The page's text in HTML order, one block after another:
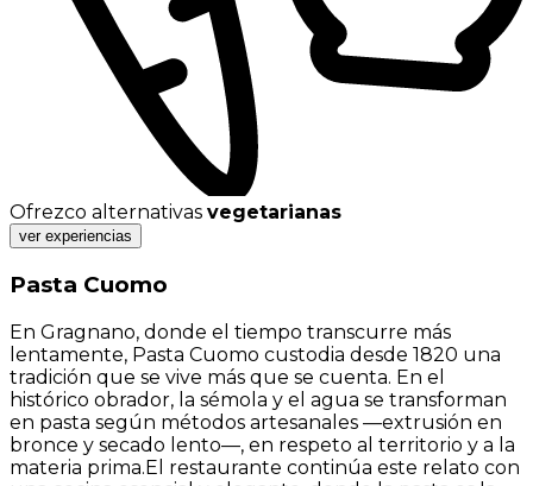
Ofrezco alternativas vegetarianas
ver experiencias
Pasta Cuomo
En Gragnano, donde el tiempo transcurre más
lentamente, Pasta Cuomo custodia desde 1820 una
tradición que se vive más que se cuenta. En el
histórico obrador, la sémola y el agua se transforman
en pasta según métodos artesanales —extrusión en
bronce y secado lento—, en respeto al territorio y a la
materia prima.El restaurante continúa este relato con